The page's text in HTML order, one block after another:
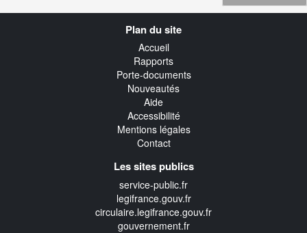
Plan du site
Accueil
Rapports
Porte-documents
Nouveautés
Aide
Accessibilité
Mentions légales
Contact
Les sites publics
service-public.fr
legifrance.gouv.fr
circulaire.legifrance.gouv.fr
gouvernement.fr